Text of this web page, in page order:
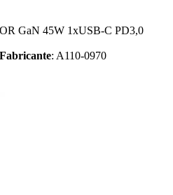
GaN 45W 1xUSB-C PD3,0
: A110-0970